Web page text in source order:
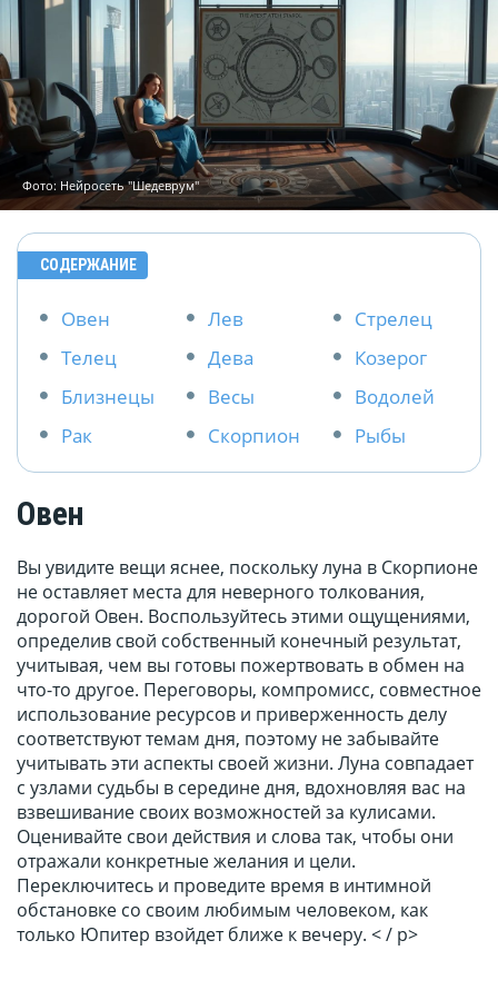
Фото: Нейросеть "Шедеврум"
СОДЕРЖАНИЕ
Овен
Телец
Близнецы
Рак
Лев
Дева
Весы
Скорпион
Стрелец
Козерог
Водолей
Рыбы
Овен
Вы увидите вещи яснее, поскольку луна в Скорпионе
не оставляет места для неверного толкования,
дорогой Овен. Воспользуйтесь этими ощущениями,
определив свой собственный конечный результат,
учитывая, чем вы готовы пожертвовать в обмен на
что-то другое. Переговоры, компромисс, совместное
использование ресурсов и приверженность делу
соответствуют темам дня, поэтому не забывайте
учитывать эти аспекты своей жизни. Луна совпадает
с узлами судьбы в середине дня, вдохновляя вас на
взвешивание своих возможностей за кулисами.
Оценивайте свои действия и слова так, чтобы они
отражали конкретные желания и цели.
Переключитесь и проведите время в интимной
обстановке со своим любимым человеком, как
только Юпитер взойдет ближе к вечеру. < / p>